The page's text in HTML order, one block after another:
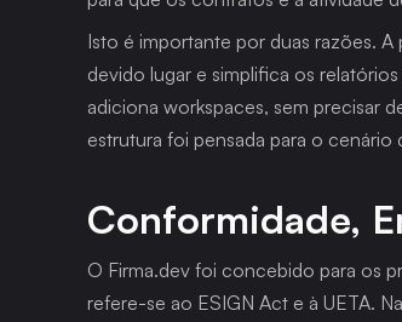
Isto é importante por duas razões.
devido lugar e simplifica os
adiciona workspaces, sem precisar
estrutura foi pensada para o
Conformidade,
O Firma.dev foi concebido para os
refere-se ao ESIGN Act e à UETA.